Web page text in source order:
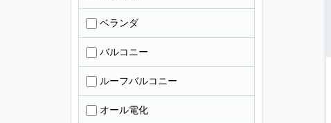
ベランダ
バルコニー
ルーフバルコニー
オール電化